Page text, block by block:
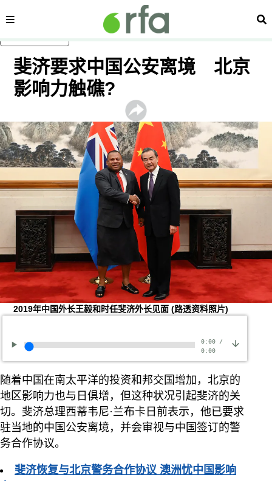
内容分类 搜
斐济要求中国公安离境 北京
影响力触礁?
2019年中国外长王毅和时任斐济外长见面(路透资料照片)
0:00/
0:00
随着中国在南太平洋的投资和邦交国增加，北京的
地区影响力也与日俱增，但这种状况引起斐济的关
切。斐济总理西蒂韦尼·兰布卡日前表示，他已要求
驻当地的中国公安离境，并会审视与中国签订的警
务合作协议。
斐济恢复与北京警务合作协议 澳洲忧中国影响